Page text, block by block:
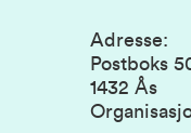
Adresse:
Postboks
1432 Ås